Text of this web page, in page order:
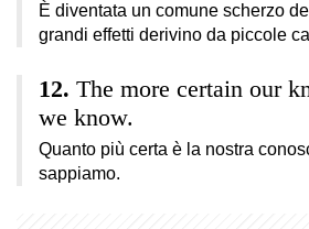
È diventata un comune scherzo
grandi effetti derivino da piccole
The more certain our
we know.
Quanto più certa è la nostra
sappiamo.